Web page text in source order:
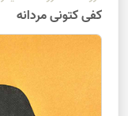
کفی کتونی مردانه